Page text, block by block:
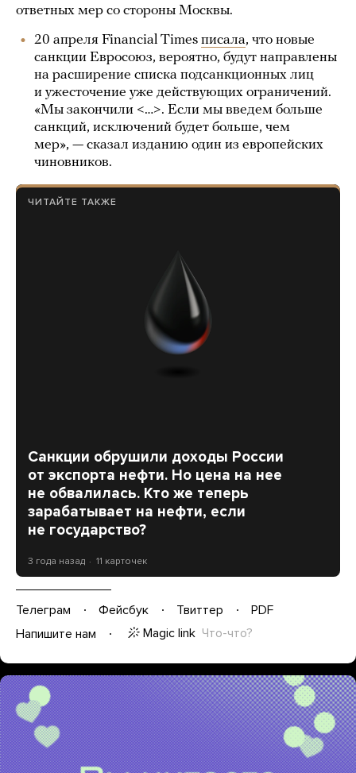
ответных мер со стороны Москвы.
20 апреля Financial Times писала, что новые
санкции Евросоюз, вероятно, будут направлены
на расширение списка подсанкционных лиц
и ужесточение уже действующих ограничений.
«Мы закончили <…>. Если мы введем больше
санкций, исключений будет больше, чем
мер», — сказал изданию один из европейских
чиновников.
ЧИТАЙТЕ ТАКЖЕ
Санкции обрушили доходы России
от экспорта нефти. Но цена на нее
не обвалилась. Кто же теперь
зарабатывает на нефти, если
не государство?
3 года назад 11 карточек
Телеграм Фейсбук Твиттер
PDF
Напишите нам
Magic link Что-что?